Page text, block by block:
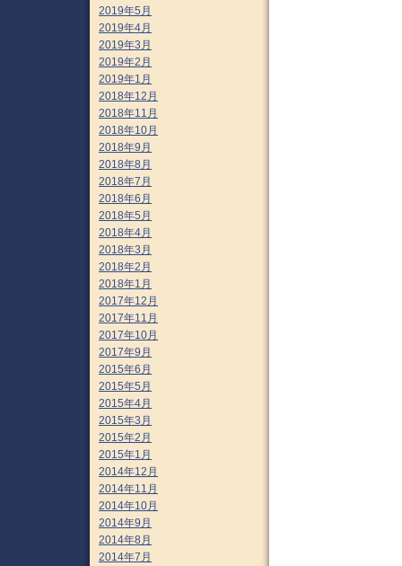
2019年5月
2019年4月
2019年3月
2019年2月
2019年1月
2018年12月
2018年11月
2018年10月
2018年9月
2018年8月
2018年7月
2018年6月
2018年5月
2018年4月
2018年3月
2018年2月
2018年1月
2017年12月
2017年11月
2017年10月
2017年9月
2015年6月
2015年5月
2015年4月
2015年3月
2015年2月
2015年1月
2014年12月
2014年11月
2014年10月
2014年9月
2014年8月
2014年7月